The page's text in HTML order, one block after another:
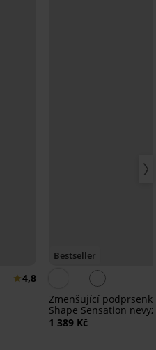
4,8
Bestseller
Zmenšující
Shape Sensation
1 389 Kč